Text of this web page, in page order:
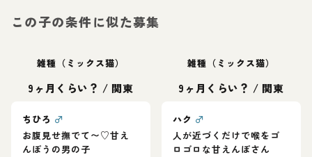
この子の条件に似た募集
雑種（ミックス猫）
9ヶ月くらい？ / 関東
ちひろ ♂
お腹見せ撫でて〜♡甘え
んぼうの男の子
雑種（ミックス猫）
9ヶ月くらい？ / 関東
ハク ♂
人が近づくだけで喉をゴ
ロゴロな甘えんぼさん